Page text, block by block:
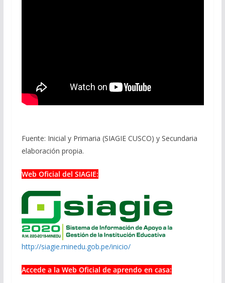
Fuente: Inicial y Primaria (SIAGIE CUSCO) y Secundaria
elaboración propia.
Web Oficial del SIAGIE:
http://siagie.minedu.gob.pe/inicio/
Accede a la Web Oficial de aprendo en casa: